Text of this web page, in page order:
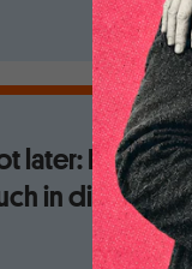
later: Der
in die Post-